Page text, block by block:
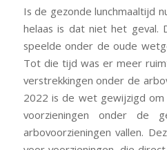
Is de gezonde lunchmaaltijd
helaas is dat niet het geval.
speelde onder de oude
Tot die tijd was er meer
verstrekkingen onder de
2022 is de wet gewijzigd
voorzieningen onder de
arbovoorzieningen vallen.